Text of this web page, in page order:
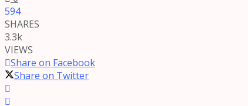
594
SHARES
3.3k
VIEWS
Share on Facebook
Share on Twitter